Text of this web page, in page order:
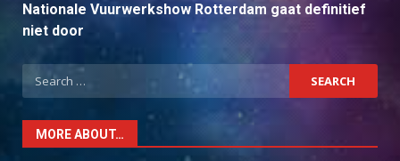
Nationale Vuurwerkshow Rotterdam gaat definitief
niet door
Search
for:
MORE ABOUT…